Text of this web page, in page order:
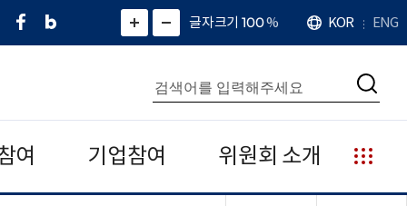
페
네
그
)
화
면
면
소
확
대
치
글자크기 100%
언
어
KOR ENG
통
합
검
색
검
여 기업참여 위원회 소개
누
리